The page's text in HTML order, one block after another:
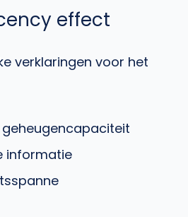
effect
verklaringen voor het
informatie